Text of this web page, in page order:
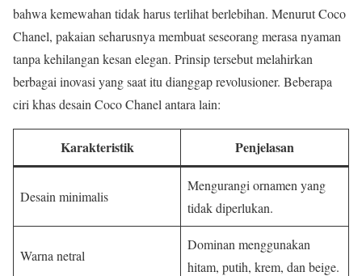
bahwa kemewahan tidak harus terlihat berlebihan. Menurut Coco
Chanel, pakaian seharusnya membuat seseorang merasa nyaman
tanpa kehilangan kesan elegan. Prinsip tersebut melahirkan
berbagai inovasi yang saat itu dianggap revolusioner. Beberapa
ciri khas desain Coco Chanel antara lain:
Karakteristik Penjelasan
Desain minimalis
Mengurangi ornamen yang
tidak diperlukan.
Warna netral
Dominan menggunakan
hitam, putih, krem, dan beige.